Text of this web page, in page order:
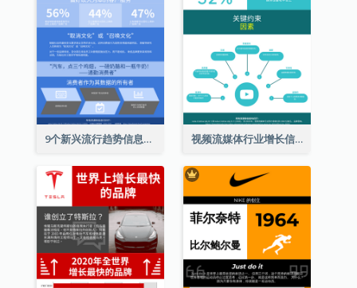
9个新兴流行趋势信息图表 视频流媒体行业增长信息图表